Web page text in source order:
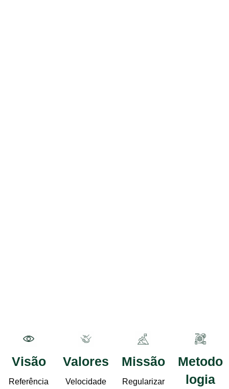
Visão
Referência
Valores
Velocidade
Missão
Regularizar
Metodo
logia